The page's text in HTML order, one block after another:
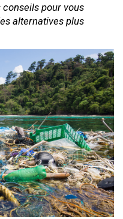
pour vous
alternatives plus